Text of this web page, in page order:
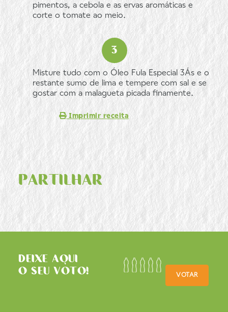
pimentos, a cebola e as ervas aromáticas e
corte o tomate ao meio.
Misture tudo com o Óleo Fula Especial 3Ás e o
restante sumo de lima e tempere com sal e se
gostar com a malagueta picada finamente.
Imprimir receita
PARTILHAR
DEIXE AQUI
O SEU VOTO!
VOTAR